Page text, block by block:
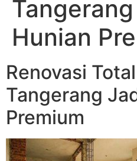
Hunian
Renovasi
Tangerang
Premium